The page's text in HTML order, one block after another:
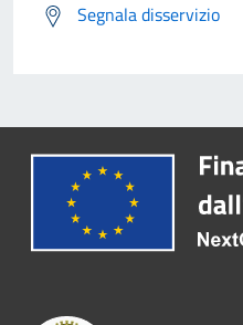
Segnala disservizio